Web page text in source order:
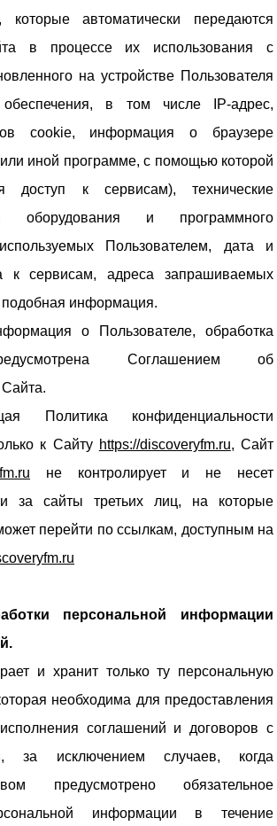
автоматически передаются
в процессе их использования с
на устройстве Пользователя
обеспечения, в том числе IP-адрес,
cookie, информация о браузере
иной программе, с помощью которой
доступ к сервисам), технические
оборудования и программного
Пользователем, дата и
к сервисам, адреса запрашиваемых
подобная информация.
о Пользователе, обработка
Соглашением об
Политика конфиденциальности
к Сайту https://discoveryfm.ru, Сайт
не контролирует и не несет
за сайты третьих лиц, на которые
перейти по ссылкам, доступным на
персональной информации
и хранит только ту персональную
необходима для предоставления
соглашений и договоров с
за исключением случаев, когда
предусмотрено обязательное
информации в течение